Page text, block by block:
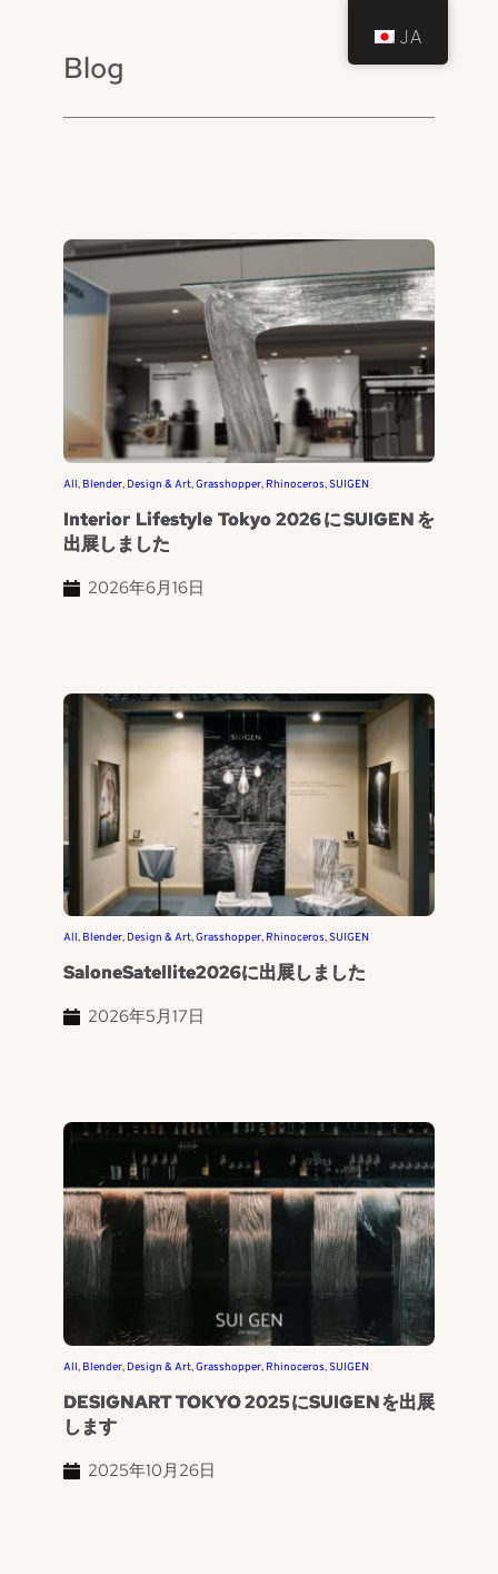
Blog
All, Blender, Design & Art, Grasshopper, Rhinoceros, SUIGEN
Interior Lifestyle Tokyo 2026にSUIGENを
出展しました
2026年6月16日
All, Blender, Design & Art, Grasshopper, Rhinoceros, SUIGEN
SaloneSatellite2026に出展しました
2026年5月17日
All, Blender, Design & Art, Grasshopper, Rhinoceros, SUIGEN
DESIGNART TOKYO 2025にSUIGENを出展
します
2025年10月26日
JA